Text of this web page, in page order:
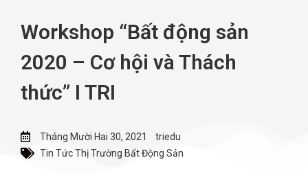
Workshop “Bất động sản
2020 – Cơ hội và Thách
thức” I TRI
Tháng Mười Hai 30, 2021
triedu
Tin Tức Thị Trường Bất Động Sản